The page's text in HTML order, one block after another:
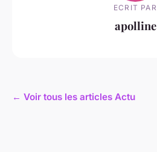
ECRIT PAR
apolline
← Voir tous les articles Actu